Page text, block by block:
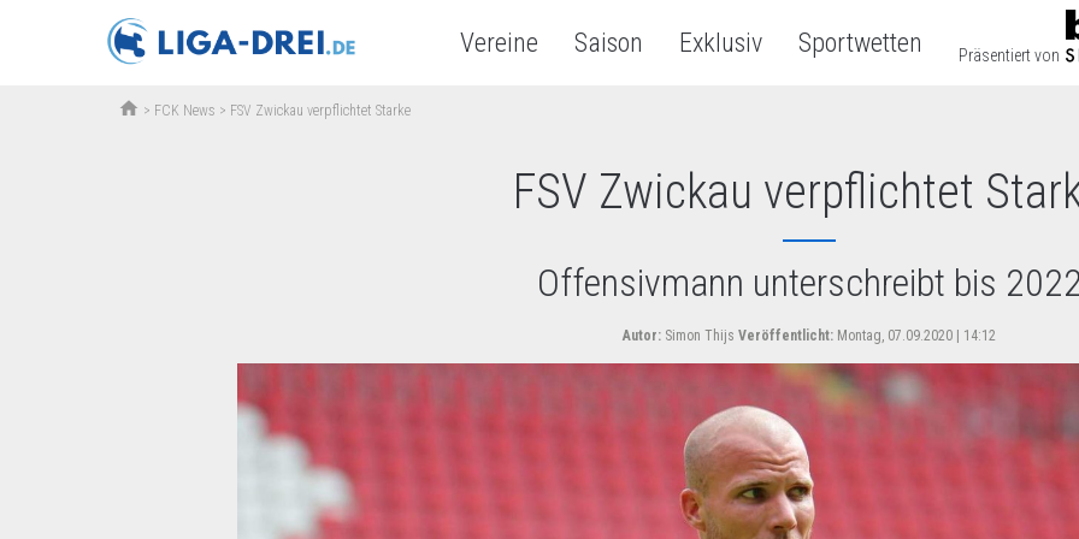
Vereine Saison Exklusiv Sportwetten Präsentiert von
home > FCK News > FSV Zwickau verpflichtet Starke
FSV Zwickau verpflichtet
Offensivmann unterschreibt bis 2022
Autor: Simon Thijs Veröffentlicht: Montag, 07.09.2020 | 14:12